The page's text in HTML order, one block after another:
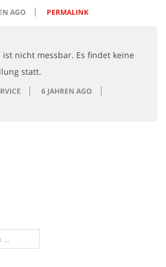
AGO PERMALINK
ist nicht messbar. Es findet keine
statt.
6 JAHREN AGO